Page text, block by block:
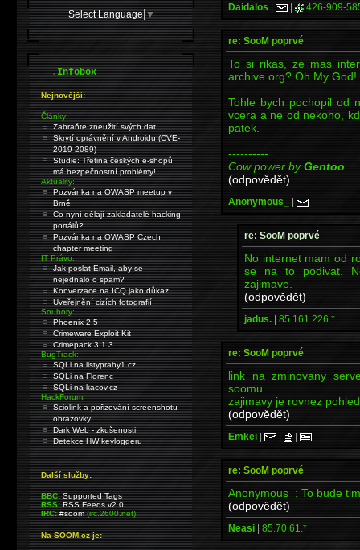
Daidalos | | 426-909-
re: SooM poprvé
To si rikas, ze mas
archive.org? Oh My God!
Tohle bych pochopil od
vcera a ne od nekoho,
patek.
----------
Cow power byGentoo
(odpovědět)
Anonymous_ |
re: SooM poprvé
No internet mam od
se na to podivat.
zajimave.
(odpovědět)
jadus. | 85.161.226.*
re: SooM poprvé
link na zminovany
soomu.
zajimavy je rovnez
(odpovědět)
Emkei | | |
re: SooM poprvé
Anonymous_: To bude
(odpovědět)
Neasi | 85.70.61.*
Select Language ▼
.Infobox
Nejnovější:
Články:
Zabraňte zneužití svých dat
Skrytí oprávnění v Androidu (CVE-
2019-2089)
Studie: Třetina českých e-shopů
má bezpečnostní problémy!
Aktuality:
Pozvánka na OWASP meetup v
Brně
Co nyní dělají zakladatelé hacking
portálů?
Pozvánka na OWASP Czech
chapter meeting
IT Právo:
Jak poslat Email, aby se
nejednalo o spam?
Konverzace na ICQ jako důkaz.
Uveřejnění cizích fotografií
Soubory:
Phoenix 2.5
Crimeware Exploit Kit
Crimepack 3.1.3
BugTrack:
SQLi na listyprahy1.cz
SQLi na Florenc
SQLi na kacov.cz
HackForum:
Sciolink a pořizování screenshotu
obrazovky
Dark Web - zkušenosti
Detekce HW keyloggeru
Další služby:
BBC: Supported Tags
RSS: RSS Feeds v2.0
IRC: #soom(irc.2600.net)
Na SOOM.cz je: